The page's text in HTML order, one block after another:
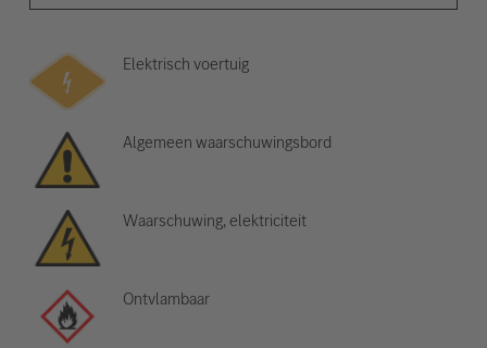
Elektrisch voertuig
Algemeen waarschuwingsbord
Waarschuwing, elektriciteit
Ontvlambaar